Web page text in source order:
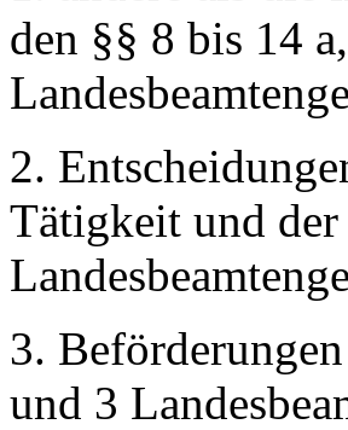
den §§ 8 bis 14
2.
Tätigkeit und
3.
und 3